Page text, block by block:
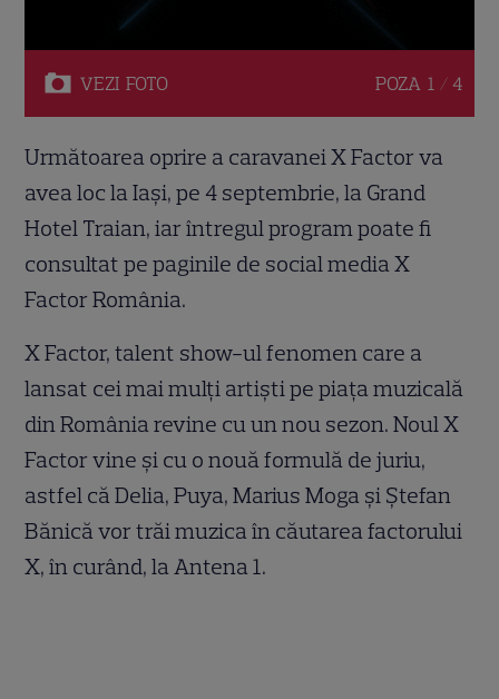
VEZI FOTO POZA 1 / 4
Următoarea oprire a caravanei X Factor va
avea loc la Iaşi, pe 4 septembrie, la Grand
Hotel Traian, iar întregul program poate fi
consultat pe paginile de social media X
Factor România.
X Factor, talent show-ul fenomen care a
lansat cei mai mulţi artişti pe piaţa muzicală
din România revine cu un nou sezon. Noul X
Factor vine şi cu o nouă formulă de juriu,
astfel că Delia, Puya, Marius Moga şi Ştefan
Bănică vor trăi muzica în căutarea factorului
X, în curând, la Antena 1.